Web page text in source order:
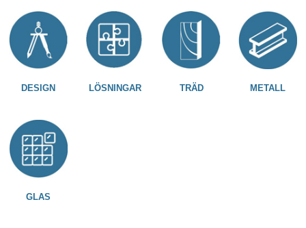
DESIGN LÖSNINGAR TRÄD METALL
GLAS